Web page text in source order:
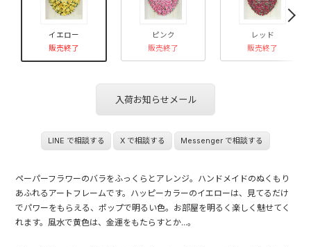
イエロー
販売終了
ピンク
販売終了
レッド
販売終了
入荷お知らせメール
LINE で相談する X で相談する Messenger で相談する
ペーパーフラワーのバラをふっくらとアレンジ。ハンドメイドのぬくもり
あふれるアートフレームです。ハッピーカラーのイエローは、見てるだけ
でパワーをもらえる、ポップで明るい色。お部屋を明るく楽しく魅せてく
れます。風水で黄色は、金運をもたらすとか...。